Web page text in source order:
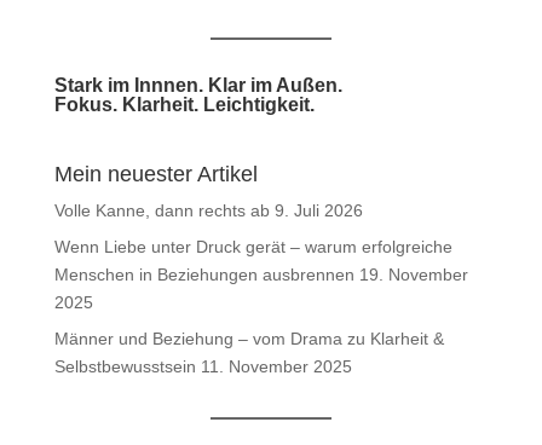
Stark im Innnen. Klar im Außen.
Fokus. Klarheit. Leichtigkeit.
Mein neuester Artikel
Volle Kanne, dann rechts ab 9. Juli 2026
Wenn Liebe unter Druck gerät – warum erfolgreiche
Menschen in Beziehungen ausbrennen 19. November
2025
Männer und Beziehung – vom Drama zu Klarheit &
Selbstbewusstsein 11. November 2025